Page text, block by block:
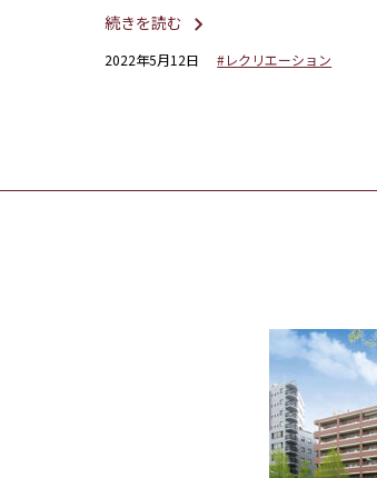
バーの雰囲気を楽しんでいただきま
続きを読む
2022年5月12日 #レクリエーション